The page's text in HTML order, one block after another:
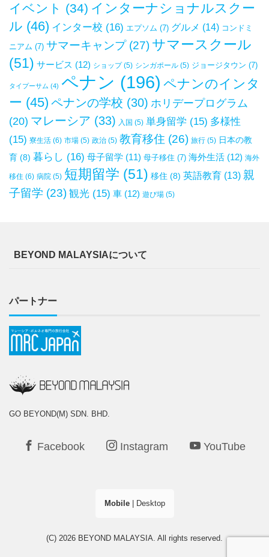
イベント (34) インターナショナルスクー
ル (46) インター校 (16) エプソム (7) グルメ (14) コンドミ
ニアム (7) サマーキャンプ(27) サマースクール
(51) サービス (12) ショップ(5) シンガポール (5) ジョージタウン (7)
タイプーサム (4) ペナン (196) ペナンのインタ
ー (45) ペナンの学校 (30) ホリデープログラム
(20) マレーシア (33) 入国 (5) 単身留学 (15) 多様性
(15) 寮生活 (6) 市場 (5) 政治 (5) 教育移住 (26) 旅行 (5) 日本の教
育 (8) 暮らし (16) 母子留学 (11) 母子移住 (7) 海外生活 (12) 海外
移住 (6) 病院 (5) 短期留学 (51) 移住 (8) 英語教育 (13) 親
子留学 (23) 観光 (15) 車 (12) 遊び場 (5)
BEYOND MALAYSIAについて
パートナー
GO BEYOND(M) SDN. BHD.
Facebook Instagram YouTube
Mobile| Desktop
(C) 2026 BEYOND MALAYSIA. All rights reserved.